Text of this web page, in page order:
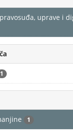
uprave i
1
1